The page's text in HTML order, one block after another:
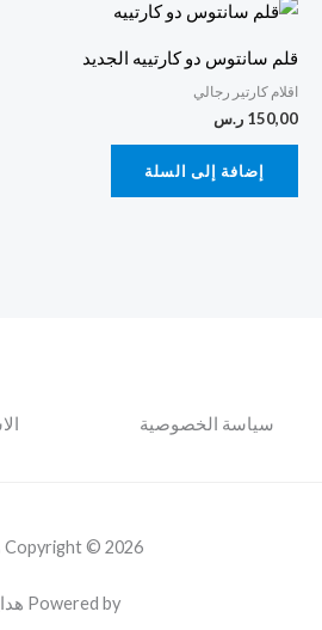
قلم سانتوس دو كارتييه الجديد
اقلام كارتير رجالي
150,00 ر.س
إضافة إلى السلة
سياسة الخصوصية
Copyright © 2026 هدايا
Powered by هدايا